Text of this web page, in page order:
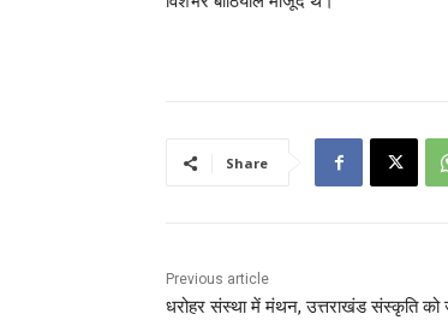
Share
Previous article
धरोहर संस्था में मंथन, उत्तराखंड संस्कृति